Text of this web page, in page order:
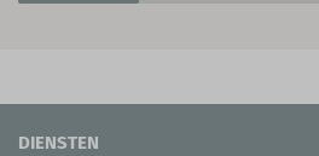
DIENSTEN